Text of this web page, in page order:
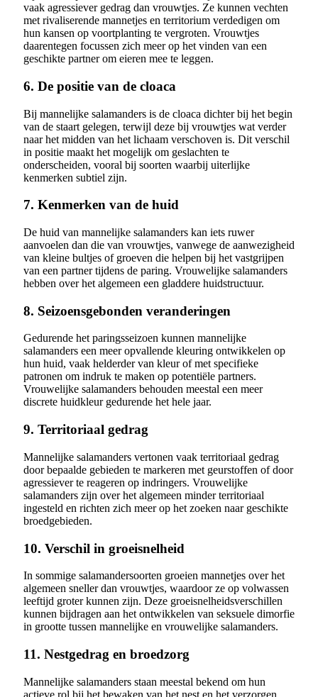
vaak agressiever gedrag dan vrouwtjes. Ze kunnen vechten
met rivaliserende mannetjes en territorium verdedigen om
hun kansen op voortplanting te vergroten. Vrouwtjes
daarentegen focussen zich meer op het vinden van een
geschikte partner om eieren mee te leggen.
6. De positie van de cloaca
Bij mannelijke salamanders is de cloaca dichter bij het begin
van de staart gelegen, terwijl deze bij vrouwtjes wat verder
naar het midden van het lichaam verschoven is. Dit verschil
in positie maakt het mogelijk om geslachten te
onderscheiden, vooral bij soorten waarbij uiterlijke
kenmerken subtiel zijn.
7. Kenmerken van de huid
De huid van mannelijke salamanders kan iets ruwer
aanvoelen dan die van vrouwtjes, vanwege de aanwezigheid
van kleine bultjes of groeven die helpen bij het vastgrijpen
van een partner tijdens de paring. Vrouwelijke salamanders
hebben over het algemeen een gladdere huidstructuur.
8. Seizoensgebonden veranderingen
Gedurende het paringsseizoen kunnen mannelijke
salamanders een meer opvallende kleuring ontwikkelen op
hun huid, vaak helderder van kleur of met specifieke
patronen om indruk te maken op potentiële partners.
Vrouwelijke salamanders behouden meestal een meer
discrete huidkleur gedurende het hele jaar.
9. Territoriaal gedrag
Mannelijke salamanders vertonen vaak territoriaal gedrag
door bepaalde gebieden te markeren met geurstoffen of door
agressiever te reageren op indringers. Vrouwelijke
salamanders zijn over het algemeen minder territoriaal
ingesteld en richten zich meer op het zoeken naar geschikte
broedgebieden.
10. Verschil in groeisnelheid
In sommige salamandersoorten groeien mannetjes over het
algemeen sneller dan vrouwtjes, waardoor ze op volwassen
leeftijd groter kunnen zijn. Deze groeisnelheidsverschillen
kunnen bijdragen aan het ontwikkelen van seksuele dimorfie
in grootte tussen mannelijke en vrouwelijke salamanders.
11. Nestgedrag en broedzorg
Mannelijke salamanders staan meestal bekend om hun
actieve rol bij het bewaken van het nest en het verzorgen